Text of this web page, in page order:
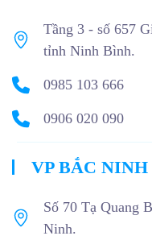
Tầng 3 - số 657
tỉnh Ninh Bình.
0985 103 666
0906 020 090
VP BẮC NINH
Số 70 Tạ Quang
Ninh.